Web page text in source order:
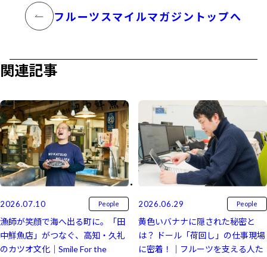
フルーツスマイルマガジントップへ
関連記事
2026.07.10 People
漁師が笑顔で海へ出る町に。「田
中鮮魚店」がつなぐ、高知・久礼
のカツオ文化｜Smile For the
2026.06.29 People
黄色いバナナに隠された秘密と
は？ ドール「荷回し」の仕事現場
に密着！｜フルーツを支える人た